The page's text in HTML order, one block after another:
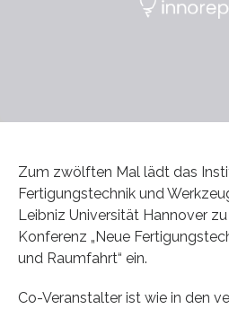
Zum zwölften Mal lädt das
Fertigungstechnik und
Leibniz Universität Hannover
Konferenz „Neue
und Raumfahrt“ ein.
Co-Veranstalter ist wie in den